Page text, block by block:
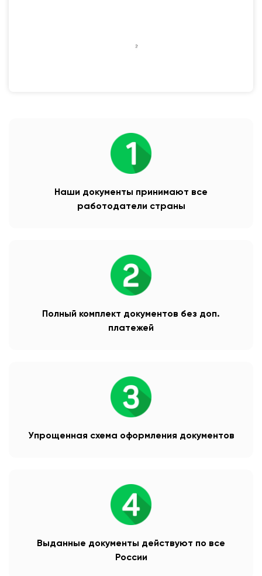
Наши документы принимают все
работодатели страны
Полный комплект документов без доп.
платежей
Упрощенная схема оформления документов
Выданные документы действуют по все
России